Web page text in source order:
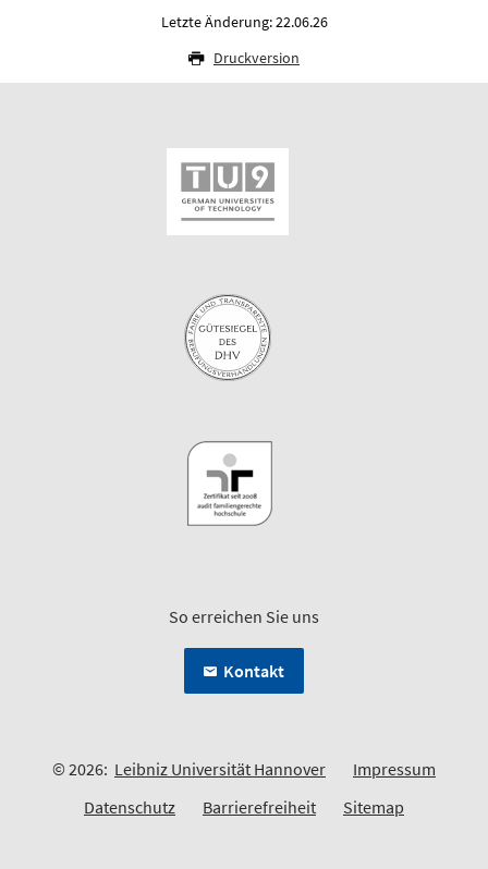
Letzte Änderung: 22.06.26
Druckversion
So erreichen Sie uns
Kontakt
© 2026: Leibniz Universität Hannover
Impressum
Datenschutz
Barrierefreiheit Sitemap